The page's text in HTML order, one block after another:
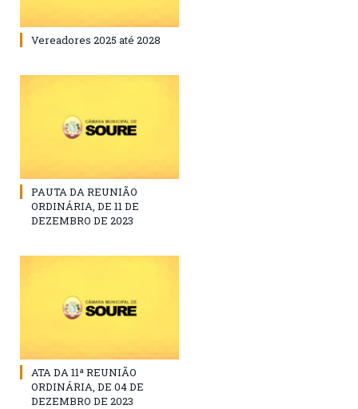
Vereadores 2025 até 2028
PAUTA DA REUNIÃO
ORDINÁRIA, DE 11 DE
DEZEMBRO DE 2023
ATA DA 11ª REUNIÃO
ORDINÁRIA, DE 04 DE
DEZEMBRO DE 2023